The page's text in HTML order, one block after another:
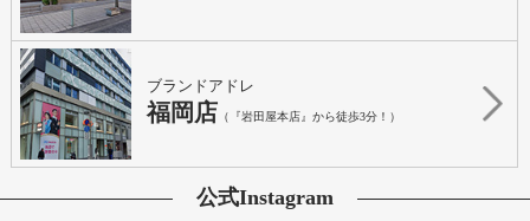
ブランドアドレ
福岡店 （『岩田屋本店』から徒歩3分！）
公式Instagram